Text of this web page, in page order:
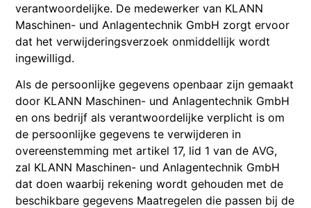
verantwoordelijke. De medewerker van KLANN
Maschinen- und Anlagentechnik GmbH zorgt ervoor
dat het verwijderingsverzoek onmiddellijk wordt
ingewilligd.
Als de persoonlijke gegevens openbaar zijn gemaakt
door KLANN Maschinen- und Anlagentechnik GmbH
en ons bedrijf als verantwoordelijke verplicht is om
de persoonlijke gegevens te verwijderen in
overeenstemming met artikel 17, lid 1 van de AVG,
zal KLANN Maschinen- und Anlagentechnik GmbH
dat doen waarbij rekening wordt gehouden met de
beschikbare gegevens Maatregelen die passen bij de